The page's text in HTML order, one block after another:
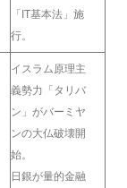
「IT基本法」施
行。
イスラム原理主
義勢力「タリバ
ン」がバーミヤ
ンの大仏破壊開
始。
日銀が量的金融